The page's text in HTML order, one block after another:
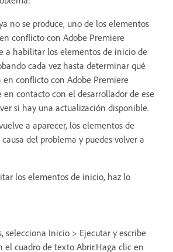
no se produce, uno de los elementos
conflicto con Adobe Premiere
a habilitar los elementos de inicio de
cada vez hasta determinar qué
conflicto con Adobe Premiere
en contacto con el desarrollador de ese
si hay una actualización disponible.
a aparecer, los elementos de
del problema y puedes volver a
los elementos de inicio, haz lo
selecciona Inicio > Ejecutar y escribe
el cuadro de texto Abrir.Haga clic en